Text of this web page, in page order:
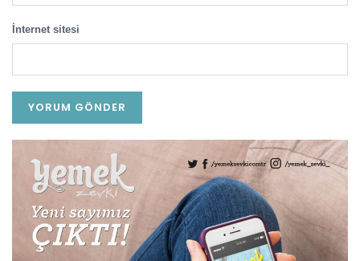
İnternet sitesi